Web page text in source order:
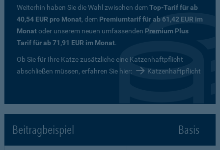
Weiterhin haben Sie die Wahl zwischen demTop-Tarif für ab
40,54 EUR pro Monat, dem Premiumtarif für ab 61,42 EUR im
Monatoder unserem neuen umfassenden Premium Plus
Tarif für ab 71,91 EUR im Monat.
Ob Sie für Ihre Katze zusätzliche eine Katzenhaftpflicht
abschließen müssen, erfahren Sie hier:
Katzenhaftpflicht
Beitragbeispiel Basis